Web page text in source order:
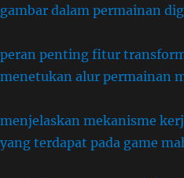
gambar dalam permainan
peran penting fitur
menetukan alur permainan
menjelaskan mekanisme
yang terdapat pada game